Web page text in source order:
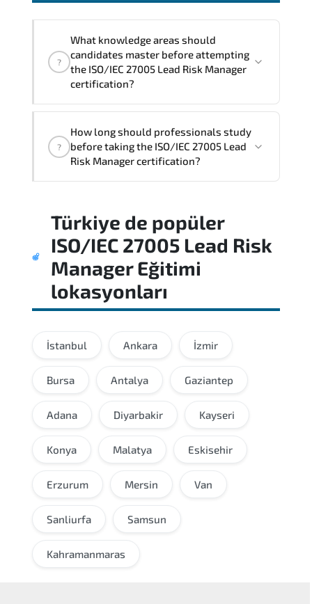
?
What knowledge areas should
candidates master before attempting
the ISO/IEC 27005 Lead Risk Manager
certification?
whether candidates can perform tasks
confidently in real-world environments.
?
How long should professionals study
before taking the ISO/IEC 27005 Lead
Risk Manager certification?
structured study plan. review official
documentation. and complete multiple
timed mock exams.
Türkiye de popüler
ISO/IEC 27005 Lead Risk
Manager Eğitimi
lokasyonları
İstanbul Ankara İzmir
Bursa Antalya Gaziantep
Adana Diyarbakir Kayseri
Konya Malatya Eskisehir
Erzurum Mersin Van
Sanliurfa Samsun
Kahramanmaras